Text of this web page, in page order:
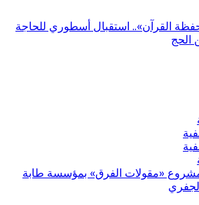
القرآن».. استقبال أسطوري للحاجة
الحج